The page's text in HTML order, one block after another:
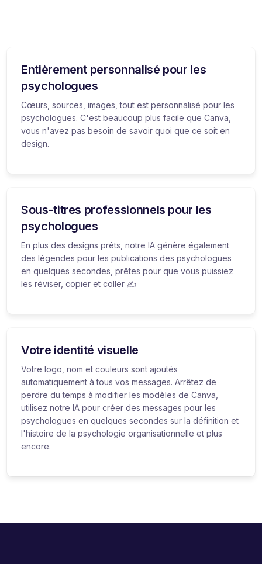
Entièrement personnalisé pour les
psychologues
Cœurs, sources, images, tout est personnalisé pour les
psychologues. C'est beaucoup plus facile que Canva,
vous n'avez pas besoin de savoir quoi que ce soit en
design.
Sous-titres professionnels pour les
psychologues
En plus des designs prêts, notre IA génère également
des légendes pour les publications des psychologues
en quelques secondes, prêtes pour que vous puissiez
les réviser, copier et coller ✍️
Votre identité visuelle
Votre logo, nom et couleurs sont ajoutés
automatiquement à tous vos messages. Arrêtez de
perdre du temps à modifier les modèles de Canva,
utilisez notre IA pour créer des messages pour les
psychologues en quelques secondes sur la définition et
l'histoire de la psychologie organisationnelle et plus
encore.